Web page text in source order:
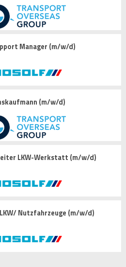
Manager (m/w/d)
(m/w/d)
LKW-Werkstatt (m/w/d)
Nutzfahrzeuge (m/w/d)